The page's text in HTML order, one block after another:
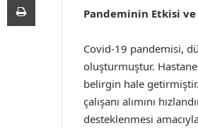
Pandeminin Etkisi
Covid-19 pandemisi,
oluşturmuştur.
belirgin hale
çalışanı alımını
desteklenmesi